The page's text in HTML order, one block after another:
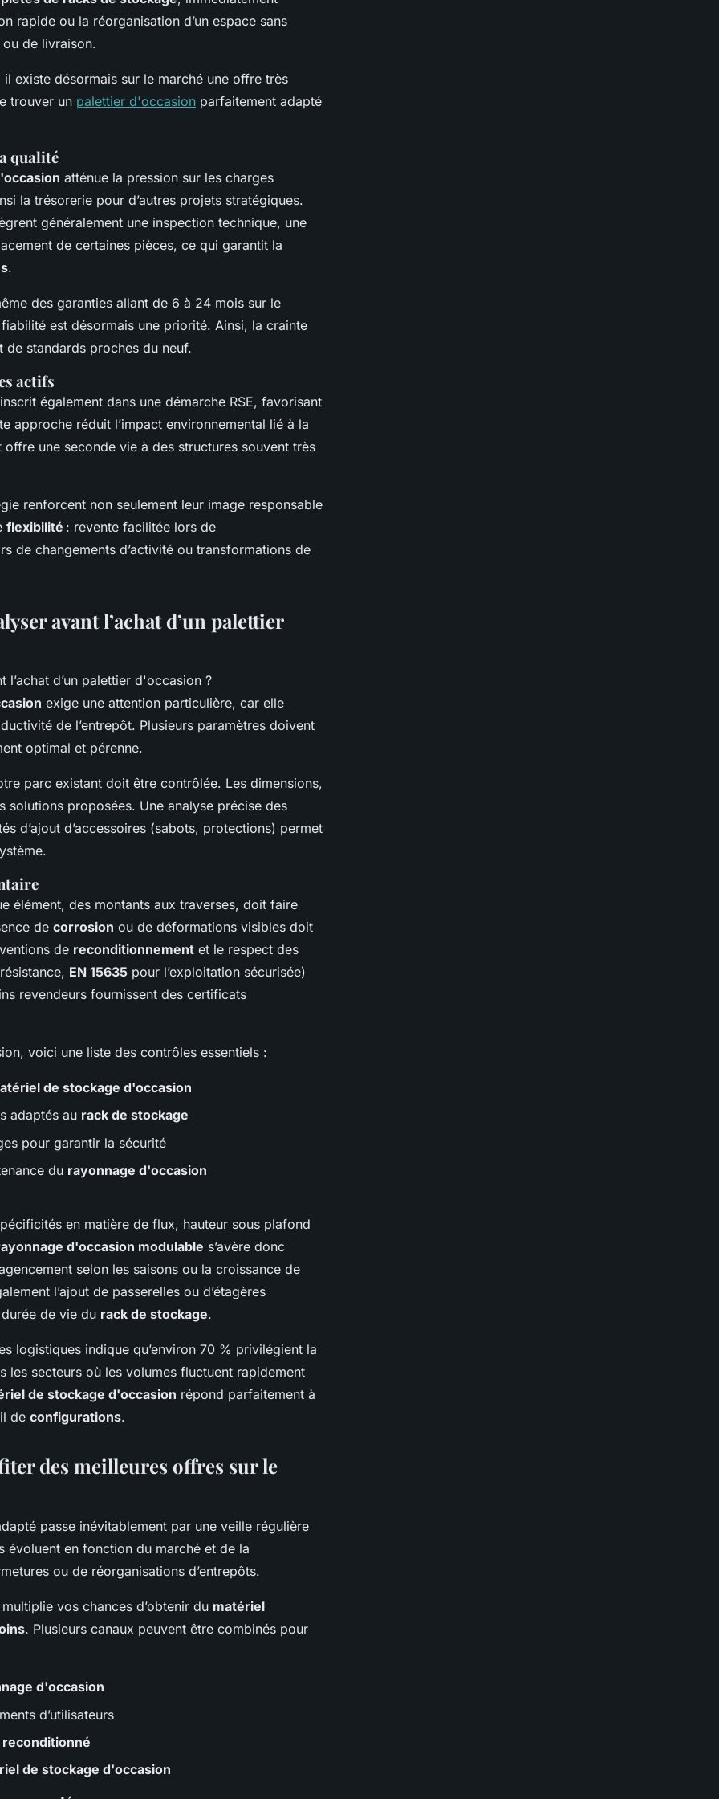
rapide ou la réorganisation d’un espace sans
de livraison.
existe désormais sur le marché une offre très
trouver un palettier d'occasion parfaitement adapté
qualité
atténue la pression sur les charges
la trésorerie pour d’autres projets stratégiques.
généralement une inspection technique, une
de certaines pièces, ce qui garantit la
.
des garanties allant de 6 à 24 mois sur le
est désormais une priorité. Ainsi, la crainte
de standards proches du neuf.
actifs
également dans une démarche RSE, favorisant
approche réduit l’impact environnemental lié à la
une seconde vie à des structures souvent très
renforcent non seulement leur image responsable
flexibilité : revente facilitée lors de
de changements d’activité ou transformations de
avant l’achat d’un palettier
exige une attention particulière, car elle
de l’entrepôt. Plusieurs paramètres doivent
optimal et pérenne.
parc existant doit être contrôlée. Les dimensions,
proposées. Une analyse précise des
d’ajout d’accessoires (sabots, protections) permet
élément, des montants aux traverses, doit faire
de corrosion ou de déformations visibles doit
de reconditionnement et le respect des
EN 15635 pour l’exploitation sécurisée)
revendeurs fournissent des certificats
voici une liste des contrôles essentiels :
de stockage d'occasion
adaptés au rack de stockage
pour garantir la sécurité
du rayonnage d'occasion
en matière de flux, hauteur sous plafond
d'occasion modulable s’avère donc
selon les saisons ou la croissance de
l’ajout de passerelles ou d’étagères
de vie du rack de stockage.
logistiques indique qu’environ 70 % privilégient la
les secteurs où les volumes fluctuent rapidement
de stockage d'occasion répond parfaitement à
de configurations.
des meilleures offres sur le
passe inévitablement par une veille régulière
en fonction du marché et de la
ou de réorganisations d’entrepôts.
vos chances d’obtenir du matériel
. Plusieurs canaux peuvent être combinés pour
d'occasion
d’utilisateurs
de stockage d'occasion